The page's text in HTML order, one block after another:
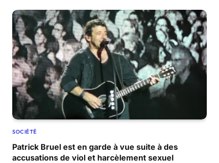
SOCIÉTÉ
Patrick Bruel est en garde à vue suite à des
accusations de viol et harcèlement sexuel